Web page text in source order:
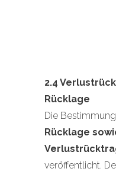
2.4
Rücklage
Die
Rücklage
veröffentlicht.